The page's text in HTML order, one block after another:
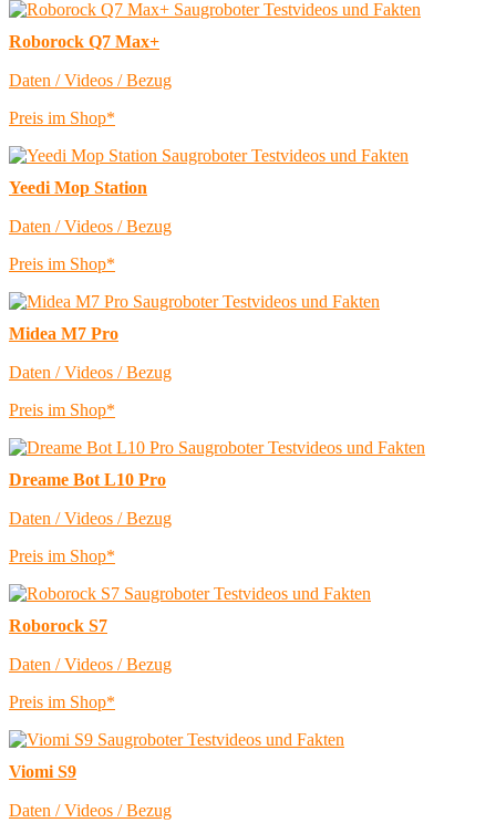
Roborock Q7 Max+
Daten / Videos / Bezug
Preis im Shop*
Yeedi Mop Station
Daten / Videos / Bezug
Preis im Shop*
Midea M7 Pro
Daten / Videos / Bezug
Preis im Shop*
Dreame Bot L10 Pro
Daten / Videos / Bezug
Preis im Shop*
Roborock S7
Daten / Videos / Bezug
Preis im Shop*
Viomi S9
Daten / Videos / Bezug